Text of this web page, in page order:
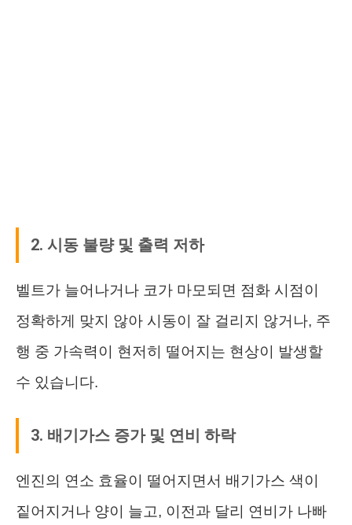
2. 시동 불량 및 출력 저하
벨트가 늘어나거나 코가 마모되면 점화 시점이
정확하게 맞지 않아 시동이 잘 걸리지 않거나, 주
행 중 가속력이 현저히 떨어지는 현상이 발생할
수 있습니다.
3. 배기가스 증가 및 연비 하락
엔진의 연소 효율이 떨어지면서 배기가스 색이
짙어지거나 양이 늘고, 이전과 달리 연비가 나빠